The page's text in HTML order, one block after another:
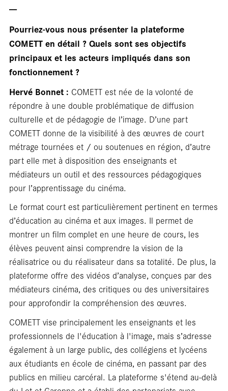
---
Pourriez-vous nous présenter la plateforme
COMETT en détail ? Quels sont ses objectifs
principaux et les acteurs impliqués dans son
fonctionnement ?
Hervé Bonnet : COMETT est née de la volonté de
répondre à une double problématique de diffusion
culturelle et de pédagogie de l’image. D’une part
COMETT donne de la visibilité à des œuvres de court
métrage tournées et / ou soutenues en région, d’autre
part elle met à disposition des enseignants et
médiateurs un outil et des ressources pédagogiques
pour l’apprentissage du cinéma.
Le format court est particulièrement pertinent en termes
d’éducation au cinéma et aux images. Il permet de
montrer un film complet en une heure de cours, les
élèves peuvent ainsi comprendre la vision de la
réalisatrice ou du réalisateur dans sa totalité. De plus, la
plateforme offre des vidéos d’analyse, conçues par des
médiateurs cinéma, des critiques ou des universitaires
pour approfondir la compréhension des œuvres.
COMETT vise principalement les enseignants et les
professionnels de l'éducation à l'image, mais s’adresse
également à un large public, des collégiens et lycéens
aux étudiants en école de cinéma, en passant par des
publics en milieu carcéral. La plateforme s'étend au-delà